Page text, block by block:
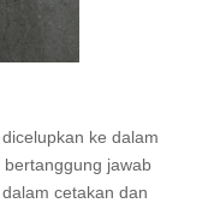
ke dalam
jawab
cetakan dan